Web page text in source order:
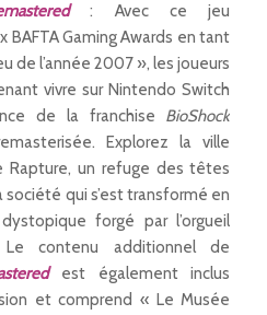
: Avec ce jeu
BAFTA Gaming Awards en tant
de l’année 2007 », les joueurs
vivre sur Nintendo Switch
de la franchise BioShock
Explorez la ville
Rapture, un refuge des têtes
qui s’est transformé en
forgé par l’orgueil
Le contenu additionnel de
est également inclus
et comprend « Le Musée